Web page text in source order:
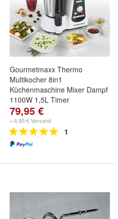
Gourmetmaxx Thermo
Multikocher 8in1
Küchenmaschine Mixer Dampf
1100W 1,5L Timer
79,95 €
+ 6,95 € Versand
1